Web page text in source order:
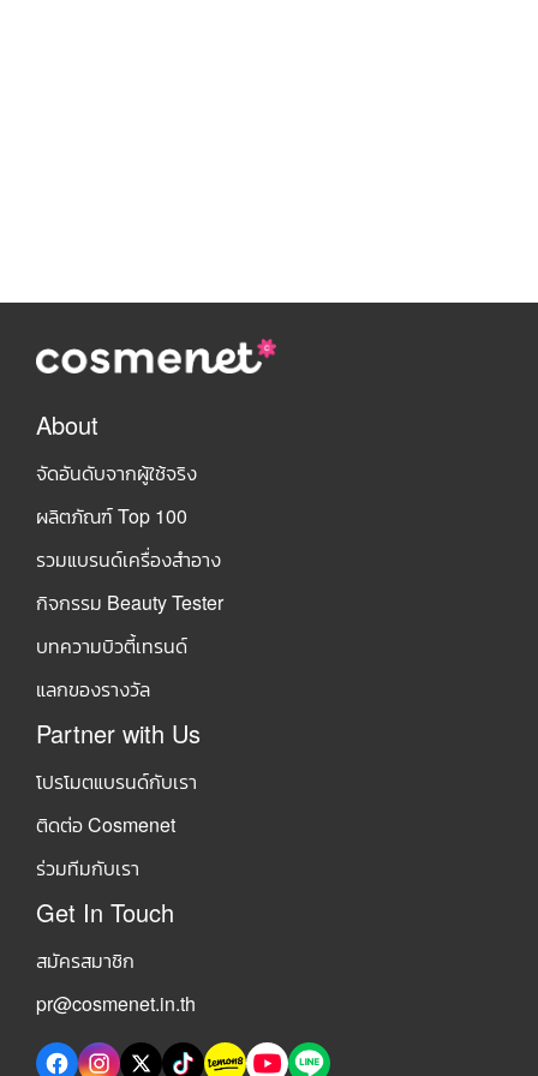
About
จัดอันดับจากผู้ใช้จริง
ผลิตภัณฑ์ Top 100
รวมแบรนด์เครื่องสำอาง
กิจกรรม Beauty Tester
บทความบิวตี้เทรนด์
แลกของรางวัล
Partner with Us
โปรโมตแบรนด์กับเรา
ติดต่อ Cosmenet
ร่วมทีมกับเรา
Get In Touch
สมัครสมาชิก
pr@cosmenet.in.th